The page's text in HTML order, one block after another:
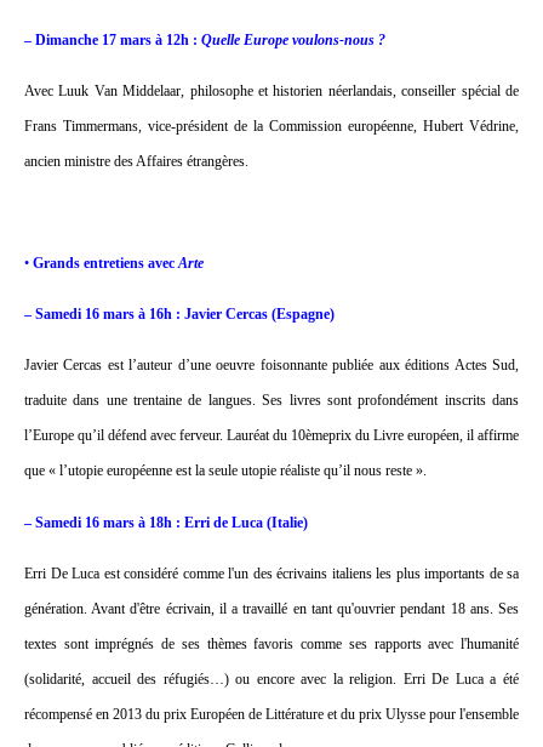
– Dimanche 17 mars à 12h : Quelle Europe voulons-nous ?
Avec Luuk Van Middelaar, philosophe et historien néerlandais, conseiller spécial de
Frans Timmermans, vice-président de la Commission européenne, Hubert Védrine,
ancien ministre des Affaires étrangères.
• Grands entretiens avec Arte
– Samedi 16 mars à 16h : Javier Cercas (Espagne)
Javier Cercas est l’auteur d’une oeuvre foisonnante publiée aux éditions Actes Sud,
traduite dans une trentaine de langues. Ses livres sont profondément inscrits dans
l’Europe qu’il défend avec ferveur. Lauréat du 10èmeprix du Livre européen, il affirme
que « l’utopie européenne est la seule utopie réaliste qu’il nous reste ».
– Samedi 16 mars à 18h : Erri de Luca (Italie)
Erri De Luca est considéré comme l'un des écrivains italiens les plus importants de sa
génération. Avant d'être écrivain, il a travaillé en tant qu'ouvrier pendant 18 ans. Ses
textes sont imprégnés de ses thèmes favoris comme ses rapports avec l'humanité
(solidarité, accueil des réfugiés…) ou encore avec la religion. Erri De Luca a été
récompensé en 2013 du prix Européen de Littérature et du prix Ulysse pour l'ensemble